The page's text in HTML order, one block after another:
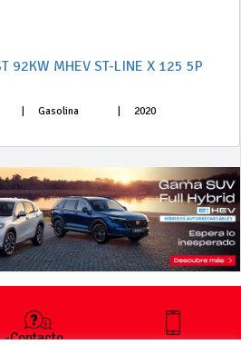
92KW MHEV ST-LINE X 125 5P
Gasolina 2020
-Contacto